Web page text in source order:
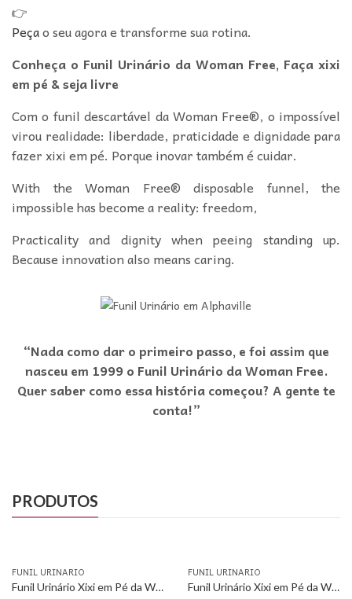
👉
Peçao seu agora e transforme sua rotina.
Conheça o Funil Urinário da Woman Free, Faça xixi
em pé & seja livre
Com o funil descartável da Woman Free®, o impossível
virou realidade: liberdade, praticidade e dignidade para
fazer xixi em pé. Porque inovar também é cuidar.
With the Woman Free® disposable funnel, the
impossible has become a reality: freedom,
Practicality and dignity when peeing standing up.
Because innovation also means caring.
“Nada como dar o primeiro passo, e foi assim que
nasceu em 1999 o Funil Urinário da Woman Free.
Quer saber como essa história começou? A gente te
conta!”
PRODUTOS
FUNIL URINARIO
Funil Urinário Xixi em Pé da Woman Free – Unitário
FUNIL URINARIO
Funil Urinário Xixi em Pé da Woman Free – Com 3 Unidades